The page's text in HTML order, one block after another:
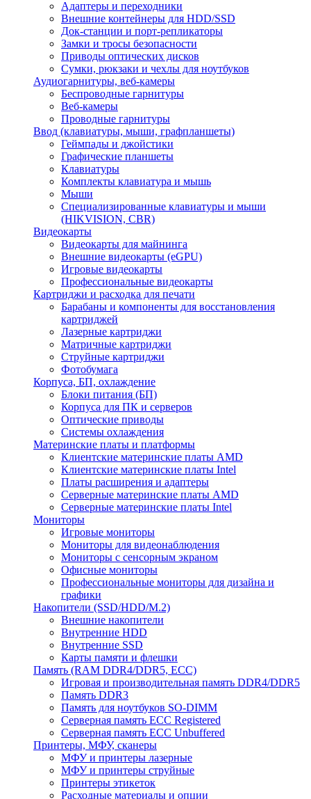
Адаптеры и переходники
Внешние контейнеры для HDD/SSD
Док-станции и порт-репликаторы
Замки и тросы безопасности
Приводы оптических дисков
Сумки, рюкзаки и чехлы для ноутбуков
Аудиогарнитуры, веб-камеры
Беспроводные гарнитуры
Веб-камеры
Проводные гарнитуры
Ввод (клавиатуры, мыши, графпланшеты)
Геймпады и джойстики
Графические планшеты
Клавиатуры
Комплекты клавиатура и мышь
Мыши
Специализированные клавиатуры и мыши
(HIKVISION, CBR)
Видеокарты
Видеокарты для майнинга
Внешние видеокарты (eGPU)
Игровые видеокарты
Профессиональные видеокарты
Картриджи и расходка для печати
Барабаны и компоненты для восстановления
картриджей
Лазерные картриджи
Матричные картриджи
Струйные картриджи
Фотобумага
Корпуса, БП, охлаждение
Блоки питания (БП)
Корпуса для ПК и серверов
Оптические приводы
Системы охлаждения
Материнские платы и платформы
Клиентские материнские платы AMD
Клиентские материнские платы Intel
Платы расширения и адаптеры
Серверные материнские платы AMD
Серверные материнские платы Intel
Мониторы
Игровые мониторы
Мониторы для видеонаблюдения
Мониторы с сенсорным экраном
Офисные мониторы
Профессиональные мониторы для дизайна и
графики
Накопители (SSD/HDD/M.2)
Внешние накопители
Внутренние HDD
Внутренние SSD
Карты памяти и флешки
Память (RAM DDR4/DDR5, ECC)
Игровая и производительная память DDR4/DDR5
Память DDR3
Память для ноутбуков SO-DIMM
Серверная память ECC Registered
Серверная память ECC Unbuffered
Принтеры, МФУ, сканеры
МФУ и принтеры лазерные
МФУ и принтеры струйные
Принтеры этикеток
Расходные материалы и опции